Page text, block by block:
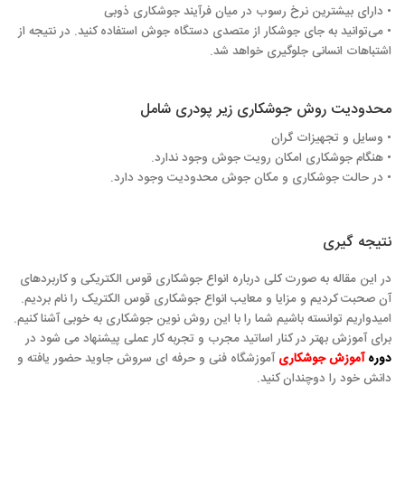
• دارای بیشترین نرخ رسوب در میان فرآیند جوشکاری ذوبی
• می‌توانید به جای جوشکار از متصدی دستگاه جوش استفاده کنید. در نتیجه از
اشتباهات انسانی جلوگیری خواهد شد.
محدودیت روش جوشکاری زیر پودری شامل
• وسایل و تجهیزات گران
• هنگام جوشکاری امکان رویت جوش وجود ندارد.
• در حالت جوشکاری و مکان جوش محدودیت وجود دارد.
نتیجه گیری
در این مقاله به صورت کلی درباره انواع جوشکاری قوس الکتریکی و کاربردهای
آن صحبت کردیم و مزایا و معایب انواع جوشکاری قوس الکتریک را نام بردیم.
امیدواریم توانسته باشیم شما را با این روش نوین جوشکاری به خوبی آشنا کنیم.
برای آموزش بهتر در کنار اساتید مجرب و تجربه کار عملی پیشنهاد می شود در
دورهآموزش جوشکاری آموزشگاه فنی و حرفه ای سروش جاوید حضور یافته و
دانش خود را دوچندان کنید.